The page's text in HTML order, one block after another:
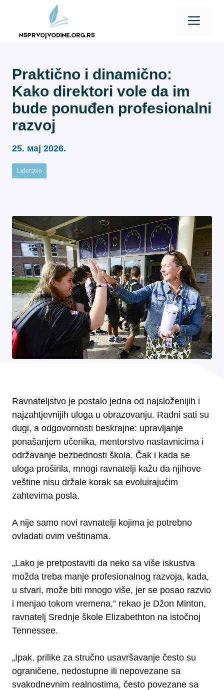
content
Praktično i dinamično:
Kako direktori vole da im
bude ponuđen profesionalni
razvoj
25. мај 2026.
Liderstvo
Ravnateljstvo je postalo jedna od najsloženijih i
najzahtjevnijih uloga u obrazovanju. Radni sati su
dugi, a odgovornosti beskrajne: upravljanje
ponašanjem učenika, mentorstvo nastavnicima i
održavanje bezbednosti škola. Čak i kada se
uloga proširila, mnogi ravnatelji kažu da njihove
veštine nisu držale korak sa evoluirajućim
zahtevima posla.
A nije samo novi ravnatelji kojima je potrebno
ovladati ovim veštinama.
„Lako je pretpostaviti da neko sa više iskustva
možda treba manje profesionalnog razvoja, kada,
u stvari, može biti mnogo više, jer se posao razvio
i menjao tokom vremena,” rekao je Džon Minton,
ravnatelj Srednje škole Elizabethton na istočnoj
Tennessee.
„Ipak, prilike za stručno usavršavanje često su
ograničene, nedostupne ili nepovezane sa
svakodnevnim realnostima, često povezane sa